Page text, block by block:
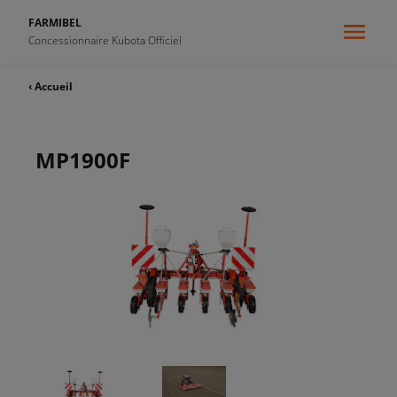
FARMIBEL
Concessionnaire Kubota Officiel
‹ Accueil
MP1900F